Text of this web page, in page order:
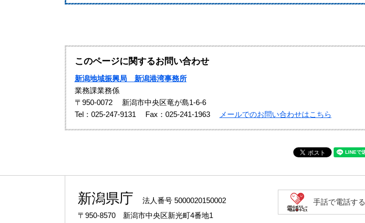
このページに関するお問い合わせ
新潟地域振興局 新潟港湾事務所
業務課業務係
〒950-0072
新潟市中央区竜が島1-6-6
Tel：025-247-9131
Fax：025-241-1963 メールでのお問い合わせはこちら
新潟県庁
法人番号 5000020150002
〒950-8570 新潟市中央区新光町4番地1
手話で電話する